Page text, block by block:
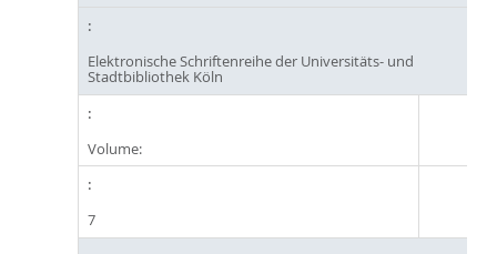
Elektronische Schriftenreihe der Universitäts- und
Stadtbibliothek Köln
Volume:
7